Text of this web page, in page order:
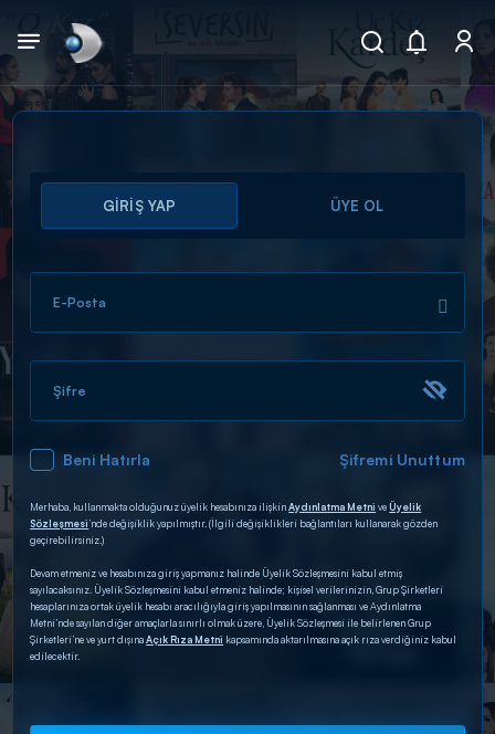
Arama
ARAMA SONUÇLARI
DİĞER SONUÇLAR
GİRİŞ YAP ÜYE OL
E-Posta
Şifre
Beni Hatırla Şifremi Unuttum
Merhaba, kullanmakta olduğunuz üyelik hesabınıza ilişkinAydınlatma Metni veÜyelik
Sözleşmesi’nde değişiklik yapılmıştır. (İlgili değişiklikleri bağlantıları kullanarak gözden
geçirebilirsiniz.)
Devam etmeniz ve hesabınıza giriş yapmanız halinde Üyelik Sözleşmesini kabul etmiş
sayılacaksınız. Üyelik Sözleşmesini kabul etmeniz halinde; kişisel verilerinizin, Grup Şirketleri
hesaplarınıza ortak üyelik hesabı aracılığıyla giriş yapılmasının sağlanması ve Aydınlatma
Metni’nde sayılan diğer amaçlarla sınırlı olmak üzere, Üyelik Sözleşmesi ile belirlenen Grup
Şirketleri’ne ve yurt dışınaAçık Rıza Metni kapsamında aktarılmasına açık rıza verdiğiniz kabul
edilecektir.